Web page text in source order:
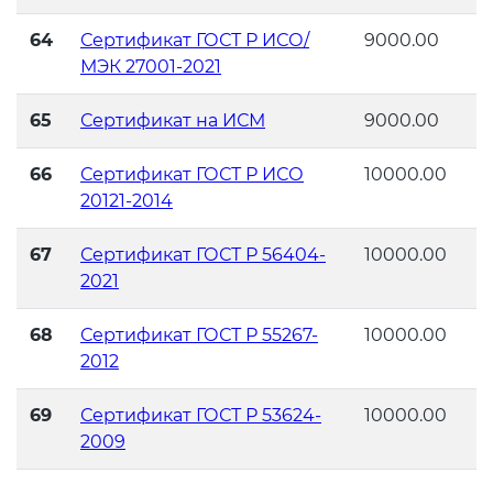
64
Сертификат ГОСТ Р ИСО/
МЭК 27001-2021
9000.00
65 Сертификат на ИСМ 9000.00
66
Сертификат ГОСТ Р ИСО
20121-2014
10000.00
67
Сертификат ГОСТ Р 56404-
2021
10000.00
68
Сертификат ГОСТ Р 55267-
2012
10000.00
69
Сертификат ГОСТ Р 53624-
2009
10000.00